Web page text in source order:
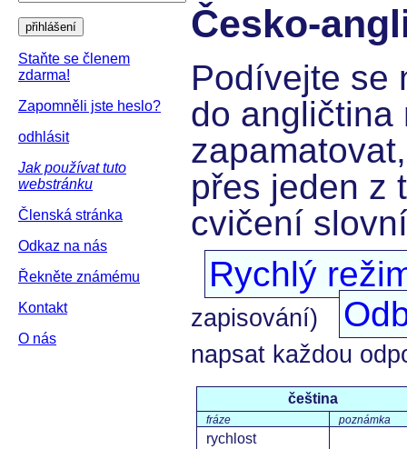
přihlášení
Staňte se členem
zdarma!
Zapomněli jste heslo?
odhlásit
Jak používat tuto
webstránku
Členská stránka
Odkaz na nás
Řekněte známému
Kontakt
O nás
Česko-
Podívejte se
do angličtina
přes jeden z
cvičení
Rychlý
zapisování)
napsat každou
čeština
fráze poznámka
rychlost